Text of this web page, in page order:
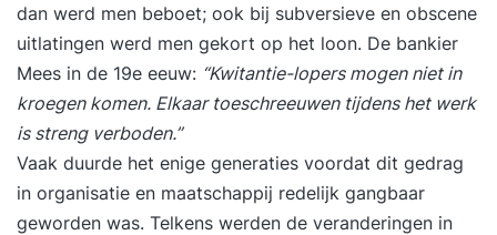
dan werd men beboet; ook bij subversieve en obscene
uitlatingen werd men gekort op het loon. De bankier
Mees in de 19e eeuw: “Kwitantie-lopers mogen niet in
kroegen komen. Elkaar toeschreeuwen tijdens het werk
is streng verboden.”
Vaak duurde het enige generaties voordat dit gedrag
in organisatie en maatschappij redelijk gangbaar
geworden was. Telkens werden de veranderingen in